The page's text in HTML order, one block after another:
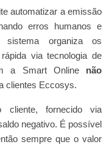
automatizar a emissão
erros humanos e
sistema organiza os
via tecnologia de
a Smart Online não
clientes Eccosys.
cliente, fornecido via
negativo. É possível
sempre que o valor